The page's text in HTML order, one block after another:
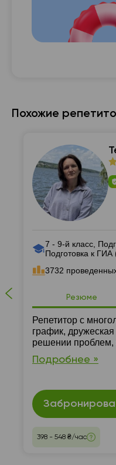
Похожие
7 - 9-й класс,
Подготовка к ГИА
3732
Резюме
Репетитор с
график,
решении проблем,
гарантировано.
онлайн.
Подробнее »
398 - 548 ₴/час